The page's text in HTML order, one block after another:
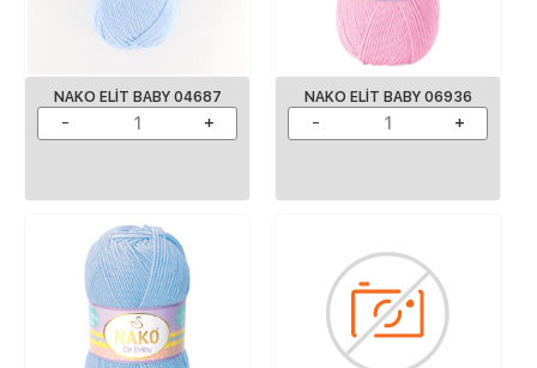
NAKO ELIT BABY 04687 NAKO ELIT BABY 06936